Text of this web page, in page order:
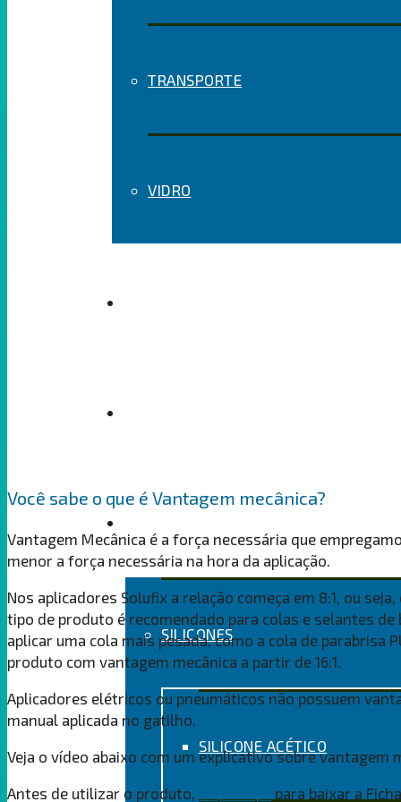
TRANSPORTE
VIDRO
SILICONES
SILICONE ACÉTICO
Você sabe o que é Vantagem mecânica?
Vantagem Mecânica é a força necessária que
menor a força necessária na hora da aplicação.
Nos aplicadores Solufix a relação começa em 8:1, ou
tipo de produto é recomendado para colas e selantes
aplicar uma cola mais pesada, como a cola de parabrisa
produto com vantagem mecânica a partir de 16:1.
Aplicadores elétricos ou pneumáticos não possuem
manual aplicada no gatilho.
Veja o vídeo abaixo com um explicativo sobre vantagem
Antes de utilizar o produto, para baixar a